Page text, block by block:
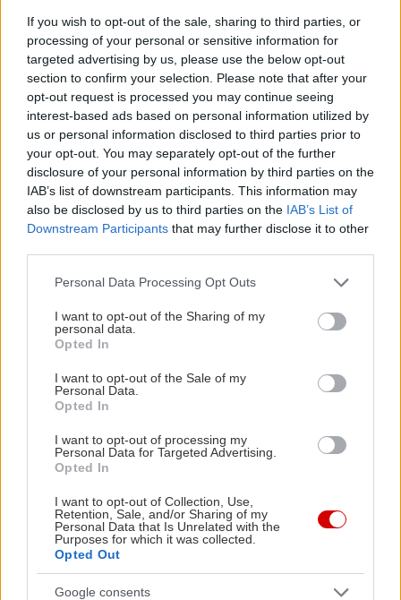
If you wish to opt-out of the sale, sharing to third parties, or
processing of your personal or sensitive information for
targeted advertising by us, please use the below opt-out
section to confirm your selection. Please note that after your
opt-out request is processed you may continue seeing
interest-based ads based on personal information utilized by
us or personal information disclosed to third parties prior to
your opt-out. You may separately opt-out of the further
disclosure of your personal information by third parties on the
IAB’s list of downstream participants. This information may
also be disclosed by us to third parties on the IAB’s List of
Downstream Participants that may further disclose it to other
Please note that this website/app uses one or more Google
not limited to your visit or usage behaviour. You may click to
grant or deny consent to Google and its third-party tags to
use your data for below specified purposes in below Google
consent section.
Personal Data Processing Opt Outs
I want to opt-out of the Sharing of my
personal data.
Opted In
I want to opt-out of the Sale of my
Personal Data.
Opted In
I want to opt-out of processing my
Personal Data for Targeted Advertising.
Opted In
I want to opt-out of Collection, Use,
Retention, Sale, and/or Sharing of my
Personal Data that Is Unrelated with the
Purposes for which it was collected.
Opted Out
Google consents